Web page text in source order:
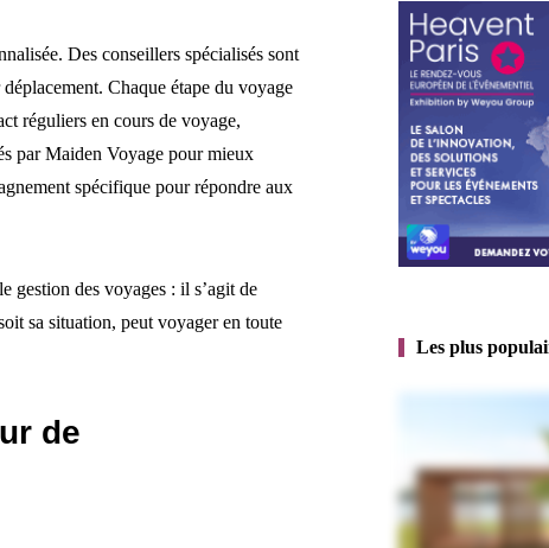
Des conseillers spécialisés sont
Chaque étape du voyage
réguliers en cours de voyage,
par Maiden Voyage pour mieux
spécifique pour répondre aux
gestion des voyages : il s’agit de
sa situation, peut voyager en toute
de
Les plus